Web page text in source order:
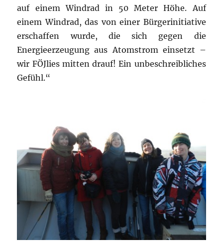
auf einem Windrad in 50 Meter Höhe. Auf
einem Windrad, das von einer Bürgerinitiative
erschaffen wurde, die sich gegen die
Energieerzeugung aus Atomstrom einsetzt –
wir FÖJlies mitten drauf! Ein unbeschreibliches
Gefühl.“